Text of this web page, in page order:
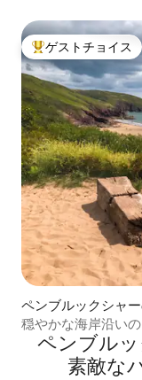
大好評のゲストチ
ゲストチョイス
ペンブルックシャ
穏やかな海岸沿い
Fi | バーベキュー |
ペンブル
素⁠敵⁠な